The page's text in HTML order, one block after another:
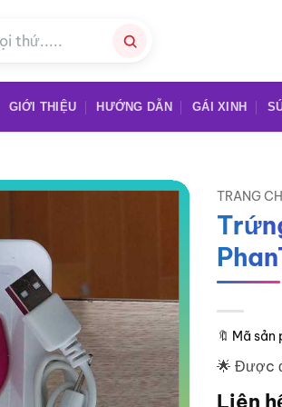
GIỚI THIỆU HƯỚNG DẪN GÁI XINH
TRANG
🔖 Mã sản
🌟 Được
Liên